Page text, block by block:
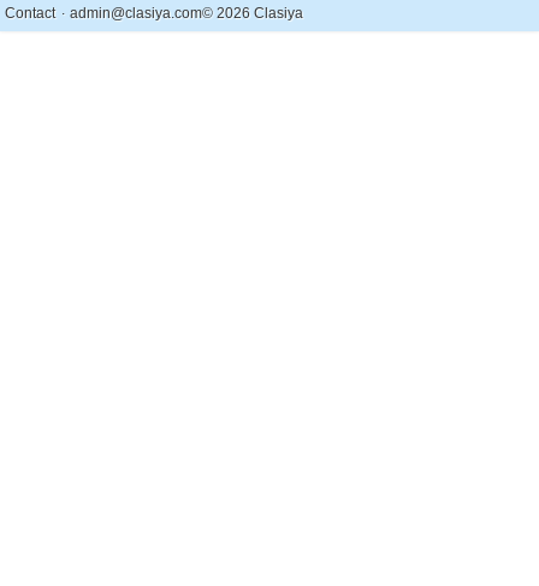
Contact . admin@clasiya.com© 2026 Clasiya